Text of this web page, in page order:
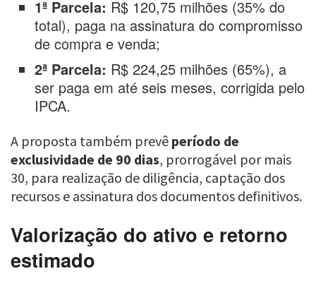
1ª Parcela: R$ 120,75 milhões (35% do
total), paga na assinatura do compromisso
de compra e venda;
2ª Parcela: R$ 224,25 milhões (65%), a
ser paga em até seis meses, corrigida pelo
IPCA.
A proposta também prevê período de
exclusividade de 90 dias, prorrogável por mais
30, para realização de diligência, captação dos
recursos e assinatura dos documentos definitivos.
Valorização do ativo e retorno
estimado